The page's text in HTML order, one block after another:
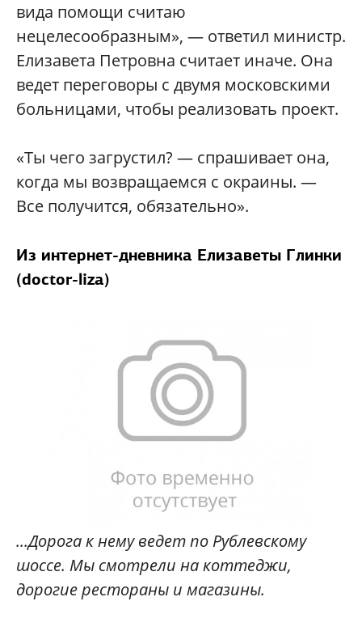
вида помощи считаю
нецелесообразным», — ответил министр.
Елизавета Петровна считает иначе. Она
ведет переговоры с двумя московскими
больницами, чтобы реализовать проект.
«Ты чего загрустил? — спрашивает она,
когда мы возвращаемся с окраины. —
Все получится, обязательно».
Из интернет-дневника Елизаветы Глинки
(doctor-liza)
...Дорога к нему ведет по Рублевскому
шоссе. Мы смотрели на коттеджи,
дорогие рестораны и магазины.